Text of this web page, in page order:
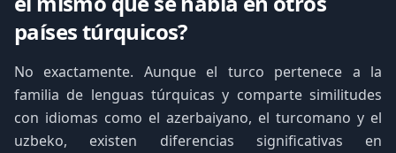
países túrquicos?
No exactamente. Aunque el turco pertenece a la
familia de lenguas túrquicas y comparte similitudes
con idiomas como el azerbaiyano, el turcomano y el
uzbeko, existen diferencias significativas en